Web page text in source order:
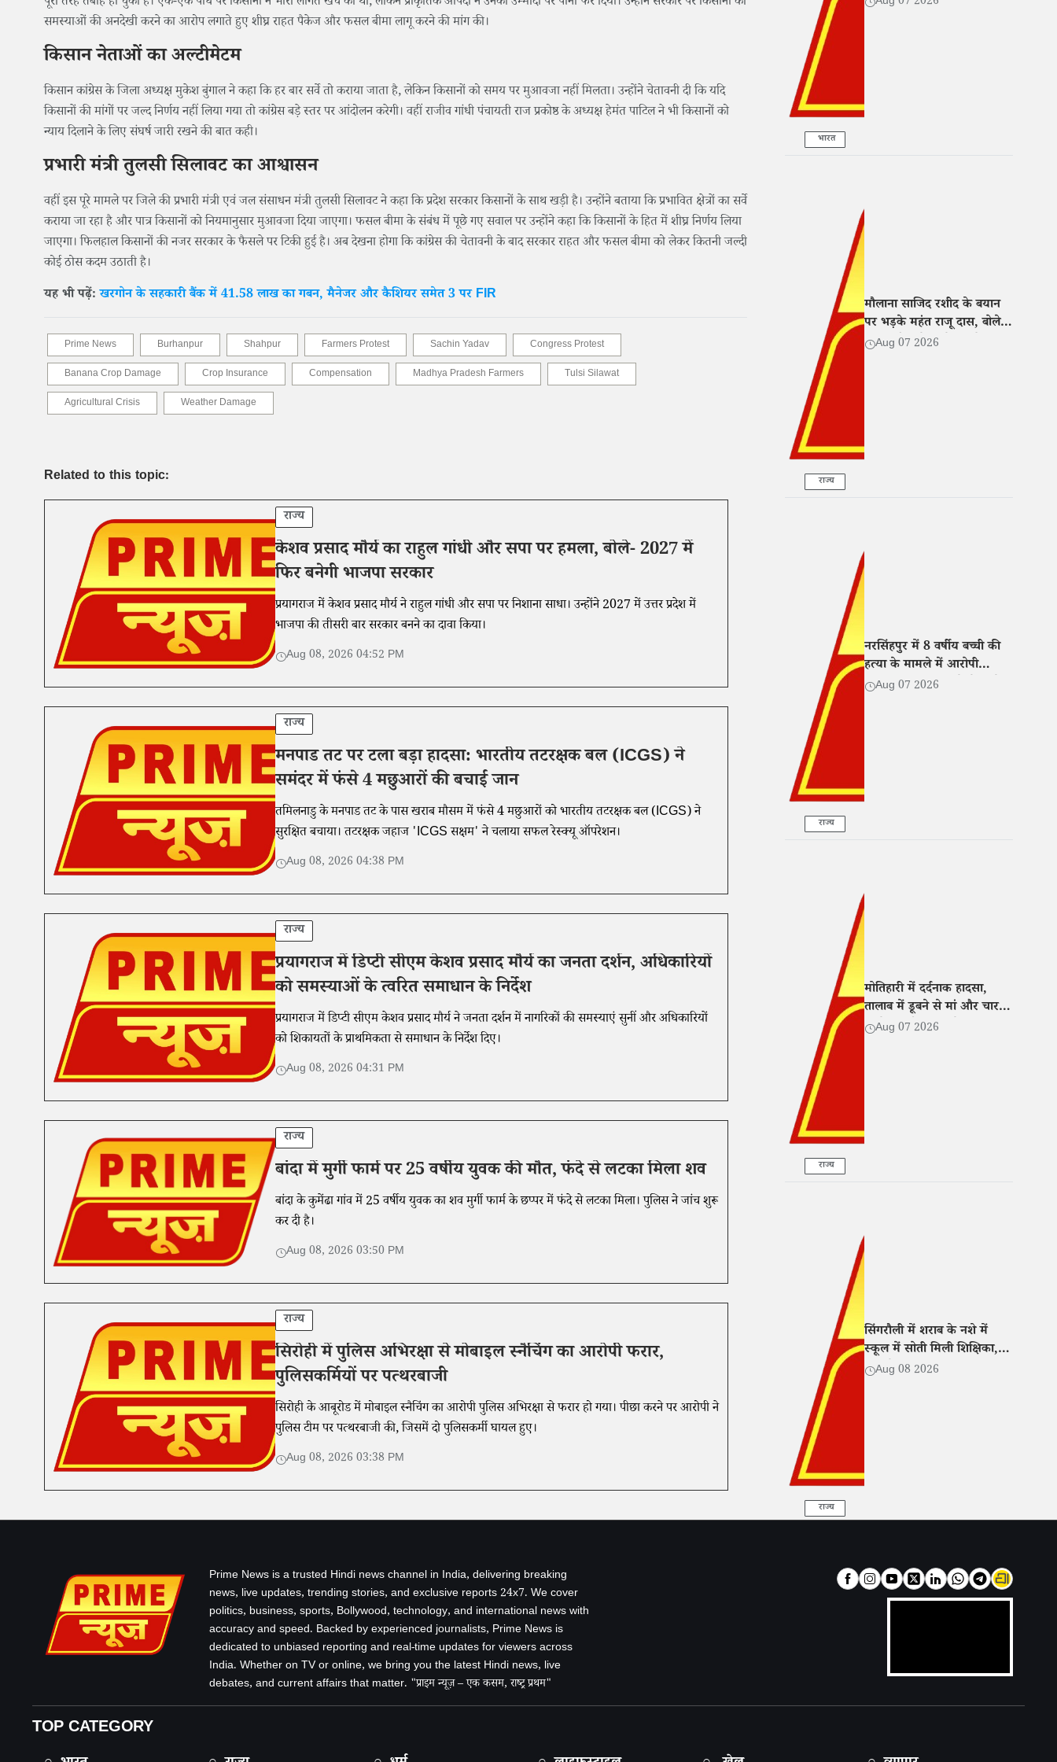
समस्याओं की अनदेखी करने का आरोप लगाते हुए शीघ्र राहत पैकेज और फसल बीमा लागू करने की मांग की।
किसान नेताओं का अल्टीमेटम
किसान कांग्रेस के जिला अध्यक्ष मुकेश बुंगाल ने कहा कि हर बार सर्वे तो कराया जाता है, लेकिन किसानों को समय पर मुआवजा नहीं मिलता। उन्होंने चेतावनी दी कि यदि
किसानों की मांगों पर जल्द निर्णय नहीं लिया गया तो कांग्रेस बड़े स्तर पर आंदोलन करेगी। वहीं राजीव गांधी पंचायती राज प्रकोष्ठ के अध्यक्ष हेमंत पाटिल ने भी किसानों को
न्याय दिलाने के लिए संघर्ष जारी रखने की बात कही।
प्रभारी मंत्री तुलसी सिलावट का आश्वासन
वहीं इस पूरे मामले पर जिले की प्रभारी मंत्री एवं जल संसाधन मंत्री तुलसी सिलावट ने कहा कि प्रदेश सरकार किसानों के साथ खड़ी है। उन्होंने बताया कि प्रभावित क्षेत्रों का सर्वे
कराया जा रहा है और पात्र किसानों को नियमानुसार मुआवजा दिया जाएगा। फसल बीमा के संबंध में पूछे गए सवाल पर उन्होंने कहा कि किसानों के हित में शीघ्र निर्णय लिया
जाएगा। फिलहाल किसानों की नजर सरकार के फैसले पर टिकी हुई है। अब देखना होगा कि कांग्रेस की चेतावनी के बाद सरकार राहत और फसल बीमा को लेकर कितनी जल्दी
कोई ठोस कदम उठाती है।
यह भी पढ़ें:खरगोन के सहकारी बैंक में 41.58 लाख का गबन, मैनेजर और कैशियर समेत 3 पर FIR
Prime News Burhanpur Shahpur Farmers Protest Sachin Yadav
Congress Protest
Banana Crop Damage
Crop Insurance Compensation Madhya Pradesh Farmers
Tulsi Silawat
Agricultural Crisis
Weather Damage
Related to this topic:
राज्य
केशव प्रसाद मौर्य का राहुल गांधी और सपा पर हमला, बोले- 2027 में
फिर बनेगी भाजपा सरकार
प्रयागराज में केशव प्रसाद मौर्य ने राहुल गांधी और सपा पर निशाना साधा। उन्होंने 2027 में उत्तर प्रदेश में
भाजपा की तीसरी बार सरकार बनने का दावा किया।
Aug 08, 2026 04:52 PM
राज्य
मनपाड तट पर टला बड़ा हादसा: भारतीय तटरक्षक बल (ICGS) ने
समंदर में फंसे 4 मछुआरों की बचाई जान
तमिलनाडु के मनपाड तट के पास खराब मौसम में फंसे 4 मछुआरों को भारतीय तटरक्षक बल (ICGS) ने
सुरक्षित बचाया। तटरक्षक जहाज 'ICGS सक्षम' ने चलाया सफल रेस्क्यू ऑपरेशन।
Aug 08, 2026 04:38 PM
राज्य
प्रयागराज में डिप्टी सीएम केशव प्रसाद मौर्य का जनता दर्शन, अधिकारियों
को समस्याओं के त्वरित समाधान के निर्देश
प्रयागराज में डिप्टी सीएम केशव प्रसाद मौर्य ने जनता दर्शन में नागरिकों की समस्याएं सुनीं और अधिकारियों
को शिकायतों के प्राथमिकता से समाधान के निर्देश दिए।
Aug 08, 2026 04:31 PM
राज्य
बांदा में मुर्गी फार्म पर 25 वर्षीय युवक की मौत, फंदे से लटका मिला शव
बांदा के कुमेंढा गांव में 25 वर्षीय युवक का शव मुर्गी फार्म के छप्पर में फंदे से लटका मिला। पुलिस ने जांच शुरू
कर दी है।
Aug 08, 2026 03:50 PM
राज्य
सिरोही में पुलिस अभिरक्षा से मोबाइल स्नैचिंग का आरोपी फरार,
पुलिसकर्मियों पर पत्थरबाजी
सिरोही के आबूरोड में मोबाइल स्नैचिंग का आरोपी पुलिस अभिरक्षा से फरार हो गया। पीछा करने पर आरोपी ने
पुलिस टीम पर पत्थरबाजी की, जिसमें दो पुलिसकर्मी घायल हुए।
Aug 08, 2026 03:38 PM
भारत
राज्य
मौलाना साजिद रशीद के बयान
पर भड़के महंत राजू दास, बोले-
नफरत फैलाने वालों पर हो सख्त
Aug 07 2026
राज्य
नरसिंहपुर में 8 वर्षीय बच्ची की
हत्या के मामले में आरोपी
गिरफ्तार, न्यायालय ने भेजा जेल
Aug 07 2026
राज्य
मोतिहारी में दर्दनाक हादसा,
तालाब में डूबने से मां और चार
बच्चों की मौत; गांव में मातम
Aug 07 2026
राज्य
सिंगरौली में शराब के नशे में
स्कूल में सोती मिली शिक्षिका,
कक्ष में बना रखा था ठिकाना
Aug 08 2026
Prime News is a trusted Hindi news channel in India, delivering breaking
news, live updates, trending stories, and exclusive reports 24x7. We cover
politics, business, sports, Bollywood, technology, and international news with
accuracy and speed. Backed by experienced journalists, Prime News is
dedicated to unbiased reporting and real-time updates for viewers across
India. Whether on TV or online, we bring you the latest Hindi news, live
debates, and current affairs that matter. "प्राइम न्यूज़ – एक कसम, राष्ट्र प्रथम"
TOP CATEGORY